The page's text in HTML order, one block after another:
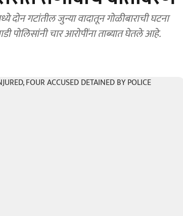
गटांतील जुन्या वादातून गोळीबाराची घटना
चार आरोपींना ताब्यात घेतले आहे.